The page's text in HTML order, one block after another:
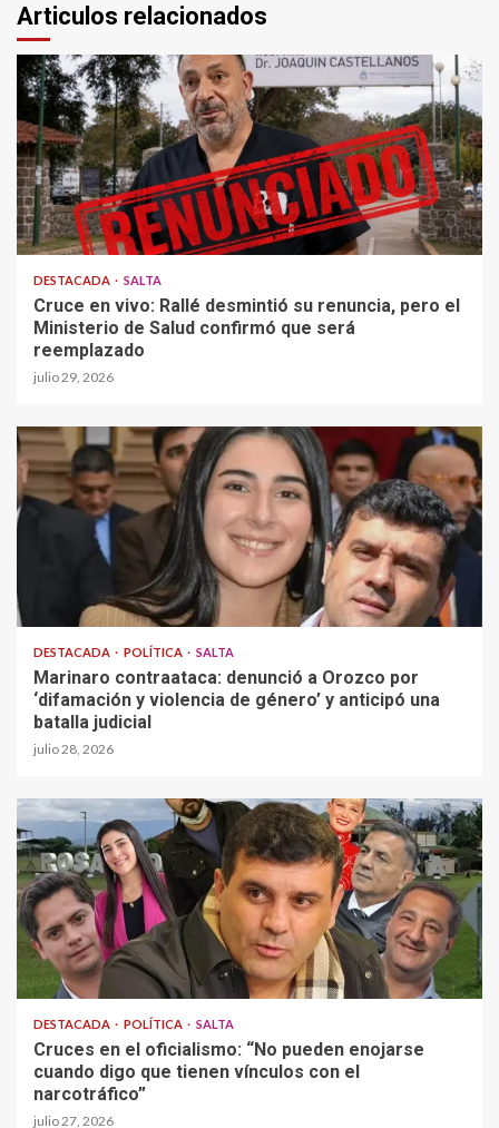
Articulos relacionados
DESTACADA SALTA
Cruce en vivo: Rallé desmintió su renuncia, pero el
Ministerio de Salud confirmó que será
reemplazado
julio 29, 2026
DESTACADA POLÍTICA SALTA
Marinaro contraataca: denunció a Orozco por
‘difamación y violencia de género’ y anticipó una
batalla judicial
julio 28, 2026
DESTACADA POLÍTICA SALTA
Cruces en el oficialismo: “No pueden enojarse
cuando digo que tienen vínculos con el
narcotráfico”
julio 27, 2026